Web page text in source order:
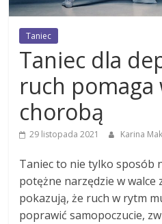
Taniec
Taniec dla
ruch pomaga
chorobą
29 listopada 2021 Karina
Taniec to nie tylko sposób
potężne narzędzie w walce
pokazują, że ruch w rytm
poprawić samopoczucie,